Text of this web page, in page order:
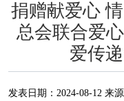
捐赠献爱心
总会联合爱
爱传
发表日期： 2024-08-12 来源